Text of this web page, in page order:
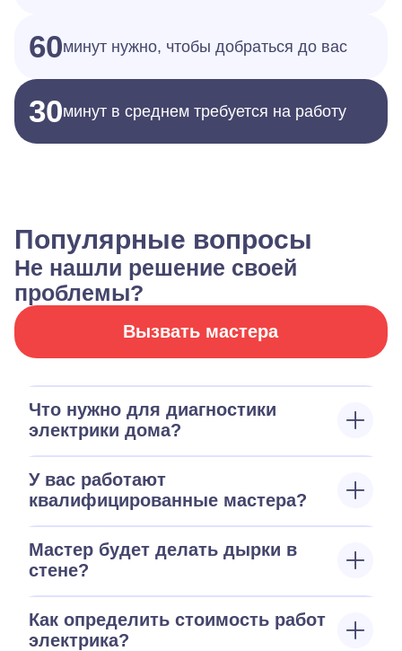
60минут нужно, чтобы добраться до вас
30минут в среднем требуется на работу
Популярные вопросы
Не нашли решение своей
проблемы?
Вызвать мастера
Что нужно для диагностики
электрики дома?
У вас работают
квалифицированные мастера?
Мастер будет делать дырки в
стене?
Как определить стоимость работ
электрика?